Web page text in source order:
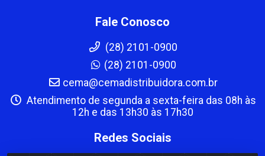
Fale Conosco
(28) 2101-0900
(28) 2101-0900
cema@cemadistribuidora.com.br
Atendimento de segunda a sexta-feira das 08h às
12h e das 13h30 às 17h30
Redes Sociais